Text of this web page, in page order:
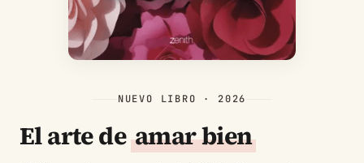
NUEVO LIBRO · 2026
El arte de amar bien